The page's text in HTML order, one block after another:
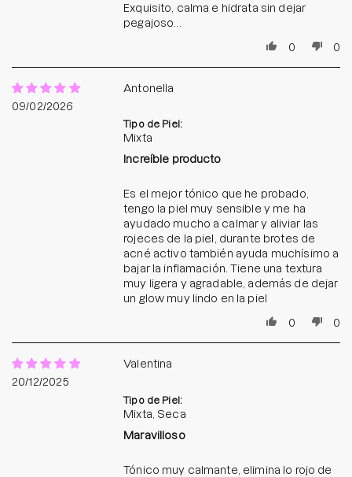
Exquisito, calma e hidrata sin dejar
pegajoso...
0
0
09/02/2026
Antonella
Tipo de Piel:
Mixta
Increíble producto
Es el mejor tónico que he probado,
tengo la piel muy sensible y me ha
ayudado mucho a calmar y aliviar las
rojeces de la piel, durante brotes de
acné activo también ayuda muchísimo a
bajar la inflamación. Tiene una textura
muy ligera y agradable, además de dejar
un glow muy lindo en la piel
0
0
20/12/2025
Valentina
Tipo de Piel:
Mixta, Seca
Maravilloso
Tónico muy calmante, elimina lo rojo de